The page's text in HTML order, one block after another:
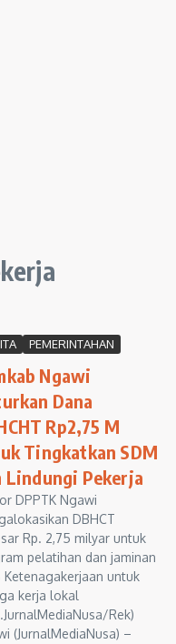
PEMERINTAHAN
Ngawi
Dana
Rp2,75 M
Tingkatkan SDM
Lindungi Pekerja
DPPTK Ngawi
DBHCT
Rp. 2,75 milyar untuk
pelatihan dan jaminan
Ketenagakerjaan untuk
kerja lokal
Rek)
(JurnalMediaNusa) –